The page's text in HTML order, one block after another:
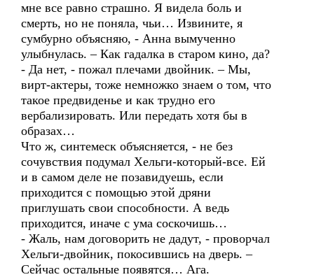
мне все равно страшно. Я видела боль и
смерть, но не поняла, чьи… Извините, я
сумбурно объясняю, - Анна вымученно
улыбнулась. – Как гадалка в старом кино, да?
- Да нет, - пожал плечами двойник. – Мы,
вирт-актеры, тоже немножко знаем о том, что
такое предвиденье и как трудно его
вербализировать. Или передать хотя бы в
образах…
Что ж, синтемеск объясняется, - не без
сочувствия подумал Хельги-который-все. Ей
и в самом деле не позавидуешь, если
приходится с помощью этой дряни
приглушать свои способности. А ведь
приходится, иначе с ума соскочишь…
- Жаль, нам договорить не дадут, - проворчал
Хельги-двойник, покосившись на дверь. –
Сейчас остальные появятся… Ага.